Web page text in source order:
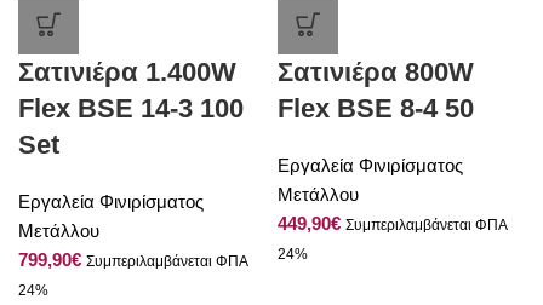
Σατινιέρα 1.400W
Flex BSE 14-3 100
Set
Εργαλεία Φινιρίσματος
Μετάλλου
€
Σατινιέρα 800W
Flex BSE 8-4 50
Εργαλεία Φινιρίσματος
Μετάλλου
€